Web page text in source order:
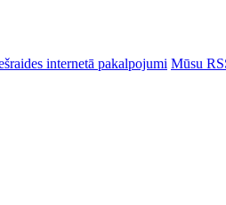
internetā pakalpojumi Mūsu